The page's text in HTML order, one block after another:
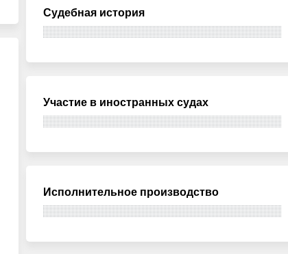
Судебная история
Участие в иностранных судах
Исполнительное производство